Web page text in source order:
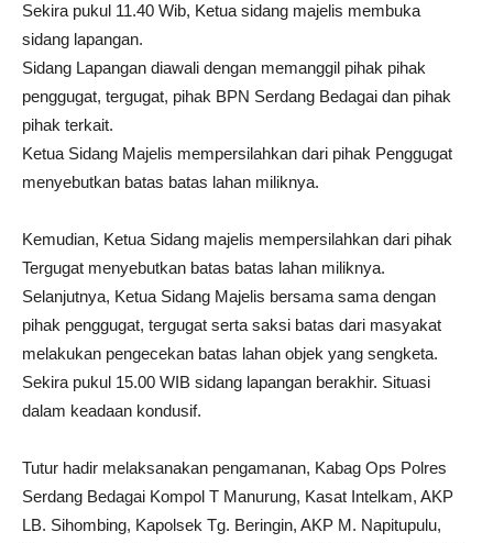
Sekira pukul 11.40 Wib, Ketua sidang majelis membuka
sidang lapangan.
Sidang Lapangan diawali dengan memanggil pihak pihak
penggugat, tergugat, pihak BPN Serdang Bedagai dan pihak
pihak terkait.
Ketua Sidang Majelis mempersilahkan dari pihak Penggugat
menyebutkan batas batas lahan miliknya.
Kemudian, Ketua Sidang majelis mempersilahkan dari pihak
Tergugat menyebutkan batas batas lahan miliknya.
Selanjutnya, Ketua Sidang Majelis bersama sama dengan
pihak penggugat, tergugat serta saksi batas dari masyakat
melakukan pengecekan batas lahan objek yang sengketa.
Sekira pukul 15.00 WIB sidang lapangan berakhir. Situasi
dalam keadaan kondusif.
Tutur hadir melaksanakan pengamanan, Kabag Ops Polres
Serdang Bedagai Kompol T Manurung, Kasat Intelkam, AKP
LB. Sihombing, Kapolsek Tg. Beringin, AKP M. Napitupulu,